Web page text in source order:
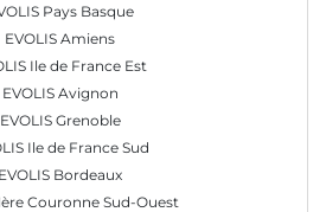
Pays Basque
EVOLIS Amiens
Ile de France Est
EVOLIS Avignon
EVOLIS Grenoble
Ile de France Sud
EVOLIS Bordeaux
Couronne Sud-Ouest